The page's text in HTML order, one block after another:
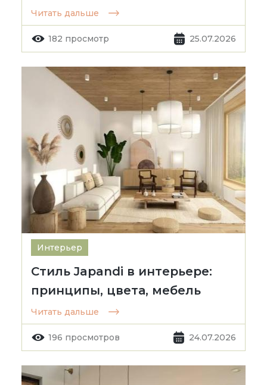
Читать дальше
182 просмотр 25.07.2026
Интерьер
Стиль Japandi в интерьере:
принципы, цвета, мебель
Читать дальше
196 просмотров 24.07.2026